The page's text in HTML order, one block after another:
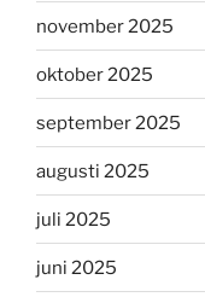
november 2025
oktober 2025
september 2025
augusti 2025
juli 2025
juni 2025